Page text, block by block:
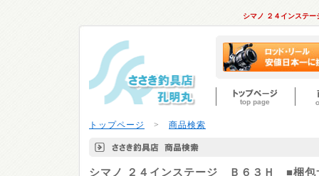
シマノ ２４インステ
トップページ > 商品検索
シマノ ２４インステージ Ｂ６３Ｈ ■梱包